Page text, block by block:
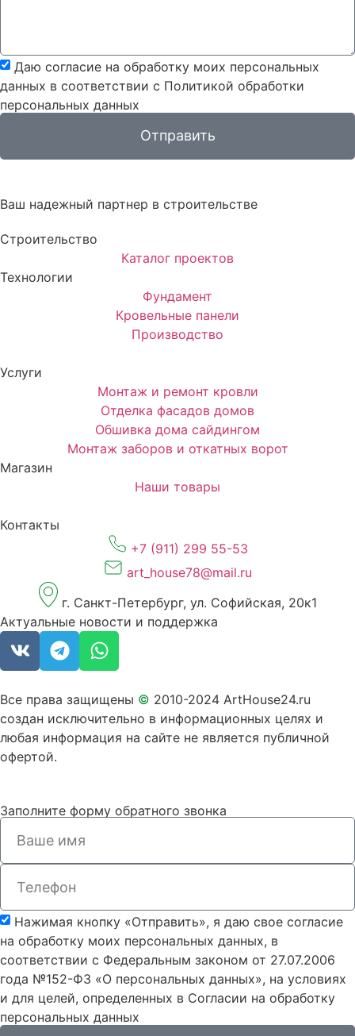
Даю согласие на обработку моих персональных
данных в соответствии с Политикой обработки
персональных данных
Отправить
Ваш надежный партнер в строительстве
Строительство
Каталог проектов
Технологии
Фундамент
Кровельные панели
Производство
Услуги
Монтаж и ремонт кровли
Отделка фасадов домов
Обшивка дома сайдингом
Монтаж заборов и откатных ворот
Магазин
Наши товары
Контакты
+7 (911) 299 55-53
art_house78@mail.ru
г. Санкт-Петербург, ул. Софийская, 20к1
Актуальные новости и поддержка
Все права защищены © 2010-2024 ArtHouse24.ru
создан исключительно в информационных целях и
любая информация на сайте не является публичной
офертой.
Заполните форму обратного звонка
Нажимая кнопку «Отправить», я даю свое согласие
на обработку моих персональных данных, в
соответствии с Федеральным законом от 27.07.2006
года №152-ФЗ «О персональных данных», на условиях
и для целей, определенных в Согласии на обработку
персональных данных